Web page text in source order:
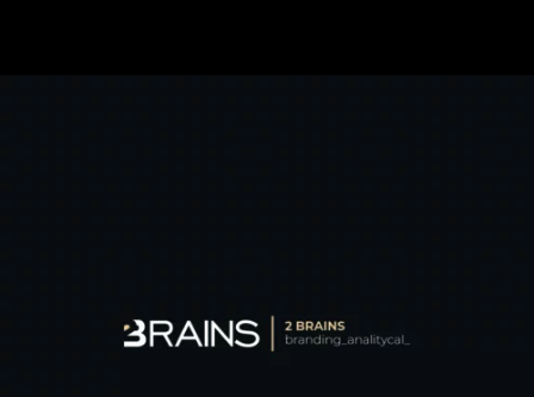
2Brains
Id Corporativa